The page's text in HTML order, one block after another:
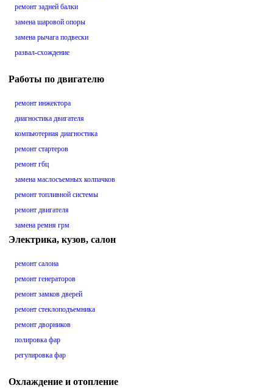
ремонт задней балки
замена шаровой опоры
замена рычага подвески
развал-схождение
Работы по двигателю
ремонт инжектора
диагностика двигателя
компьютерная диагностика
ремонт стартеров
ремонт гбц
замена маслосъемных колпачков
ремонт топливной системы
ремонт двигателя
замена ремня грм
Электрика, кузов, салон
ремонт салона
ремонт генераторов
ремонт замков дверей
ремонт стеклоподъемника
ремонт дворников
полировка фар
регулировка фар
Охлаждение и отопление